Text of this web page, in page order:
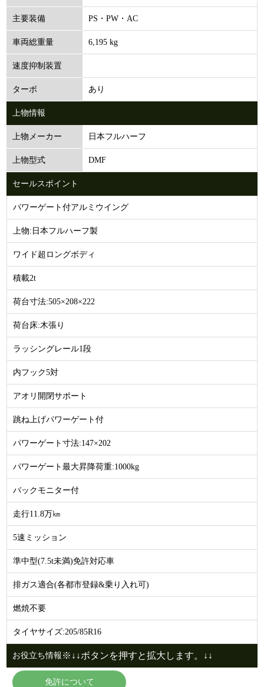
主要装備 PS・PW・AC
車両総重量 6,195 kg
速度抑制装置
ターボ あり
上物情報
上物メーカー 日本フルハーフ
上物型式 DMF
セールスポイント
パワーゲート付アルミウイング
上物:日本フルハーフ製
ワイド超ロングボディ
積載2t
荷台寸法:505×208×222
荷台床:木張り
ラッシングレール1段
内フック5対
アオリ開閉サポート
跳ね上げパワーゲート付
パワーゲート寸法:147×202
パワーゲート最大昇降荷重:1000kg
バックモニター付
走行11.8万㎞
5速ミッション
準中型(7.5t未満)免許対応車
排ガス適合(各都市登録&乗り入れ可)
燃焼不要
タイヤサイズ:205/85R16
お役立ち情報 ※↓↓ボタンを押すと拡大します。↓↓
免許について